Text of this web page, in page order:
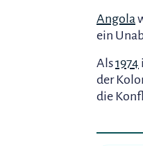
Angola
ein
Als1974
der
die